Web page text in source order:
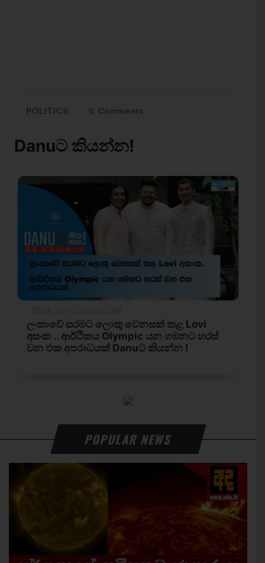
POLITICS 0 Comments
POPULAR NEWS